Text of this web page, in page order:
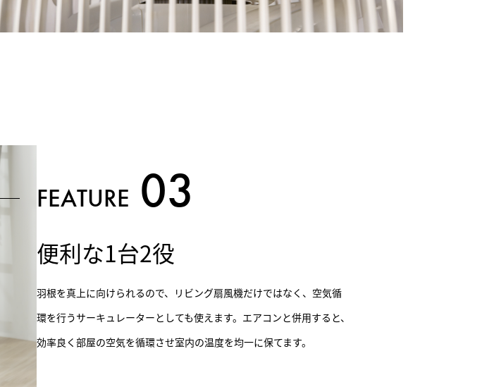
FEATURE
便利な1台2役
羽根を真上に向けられるので、リビング扇風機だけではなく、空気循
環を行うサーキュレーターとしても使えます。エアコンと併用すると、
効率良く部屋の空気を循環させ室内の温度を均一に保てます。